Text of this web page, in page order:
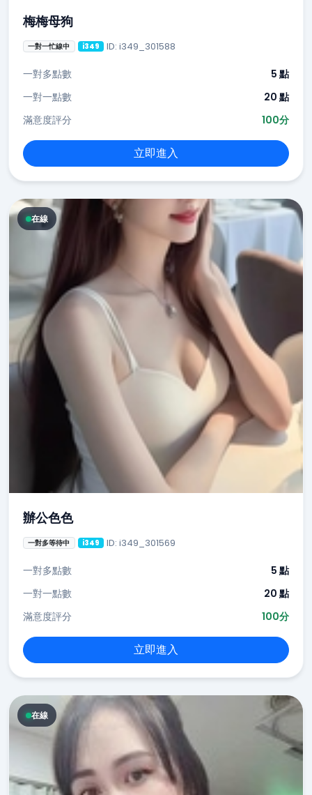
梅梅母狗
一對一忙線中 i349 ID: i349_301588
一對多點數
5 點
一對一點數
20 點
滿意度評分
100分
立即進入
在線
辦公色色
一對多等待中 i349 ID: i349_301569
一對多點數
5 點
一對一點數
20 點
滿意度評分
100分
立即進入
在線